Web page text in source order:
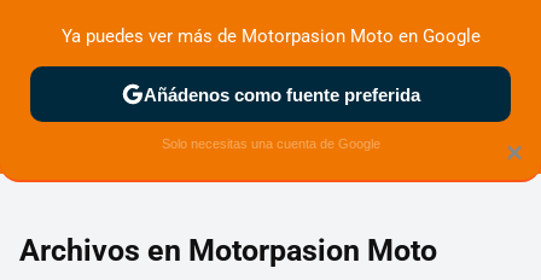
ZONA DE PRUEBAS DEPORTIVAS MOTOS ELÉCTRICAS
Archivos en Motorpasion Moto
×
Ya puedes ver más de Motorpasion Moto en Google
Añádenos como fuente preferida
Solo necesitas una cuenta de Google